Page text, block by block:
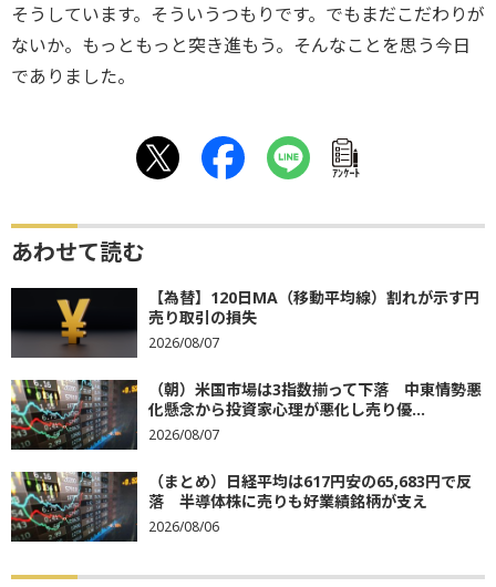
そうしています。そういうつもりです。でもまだこだわりが
ないか。もっともっと突き進もう。そんなことを思う今日
でありました。
ｱﾝｹｰﾄ
あわせて読む
【為替】120日MA（移動平均線）割れが示す円
売り取引の損失
2026/08/07
（朝）米国市場は3指数揃って下落 中東情勢悪
化懸念から投資家心理が悪化し売り優...
2026/08/07
（まとめ）日経平均は617円安の65,683円で反
落 半導体株に売りも好業績銘柄が支え
2026/08/06